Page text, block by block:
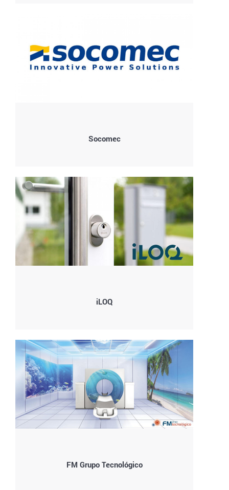
Socomec
iLOQ
FM Grupo Tecnológico